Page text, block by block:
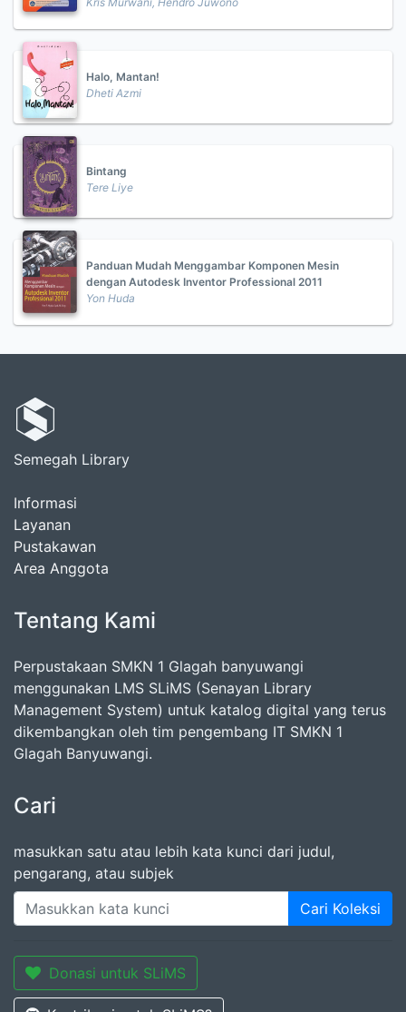
Halo, Mantan!
Dheti Azmi
Bintang
Tere Liye
Panduan Mudah Menggambar Komponen Mesin
dengan Autodesk Inventor Professional 2011
Yon Huda
Semegah Library
Informasi
Layanan
Pustakawan
Area Anggota
Tentang Kami
Perpustakaan SMKN 1 Glagah banyuwangi
menggunakan LMS SLiMS (Senayan Library
Management System) untuk katalog digital yang terus
dikembangkan oleh tim pengembang IT SMKN 1
Glagah Banyuwangi.
Cari
masukkan satu atau lebih kata kunci dari judul,
pengarang, atau subjek
Cari Koleksi
Donasi untuk SLiMS